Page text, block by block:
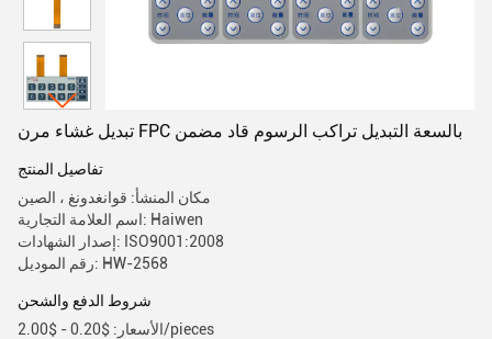
تبديل غشاء مرن FPC بالسعة التبديل تراكب الرسوم قاد مضمن
تفاصيل المنتج
مكان المنشأ: قوانغدونغ ، الصين
اسم العلامة التجارية: Haiwen
إصدار الشهادات: ISO9001:2008
رقم الموديل: HW-2568
شروط الدفع والشحن
الأسعار: $0.20 - $2.00/pieces